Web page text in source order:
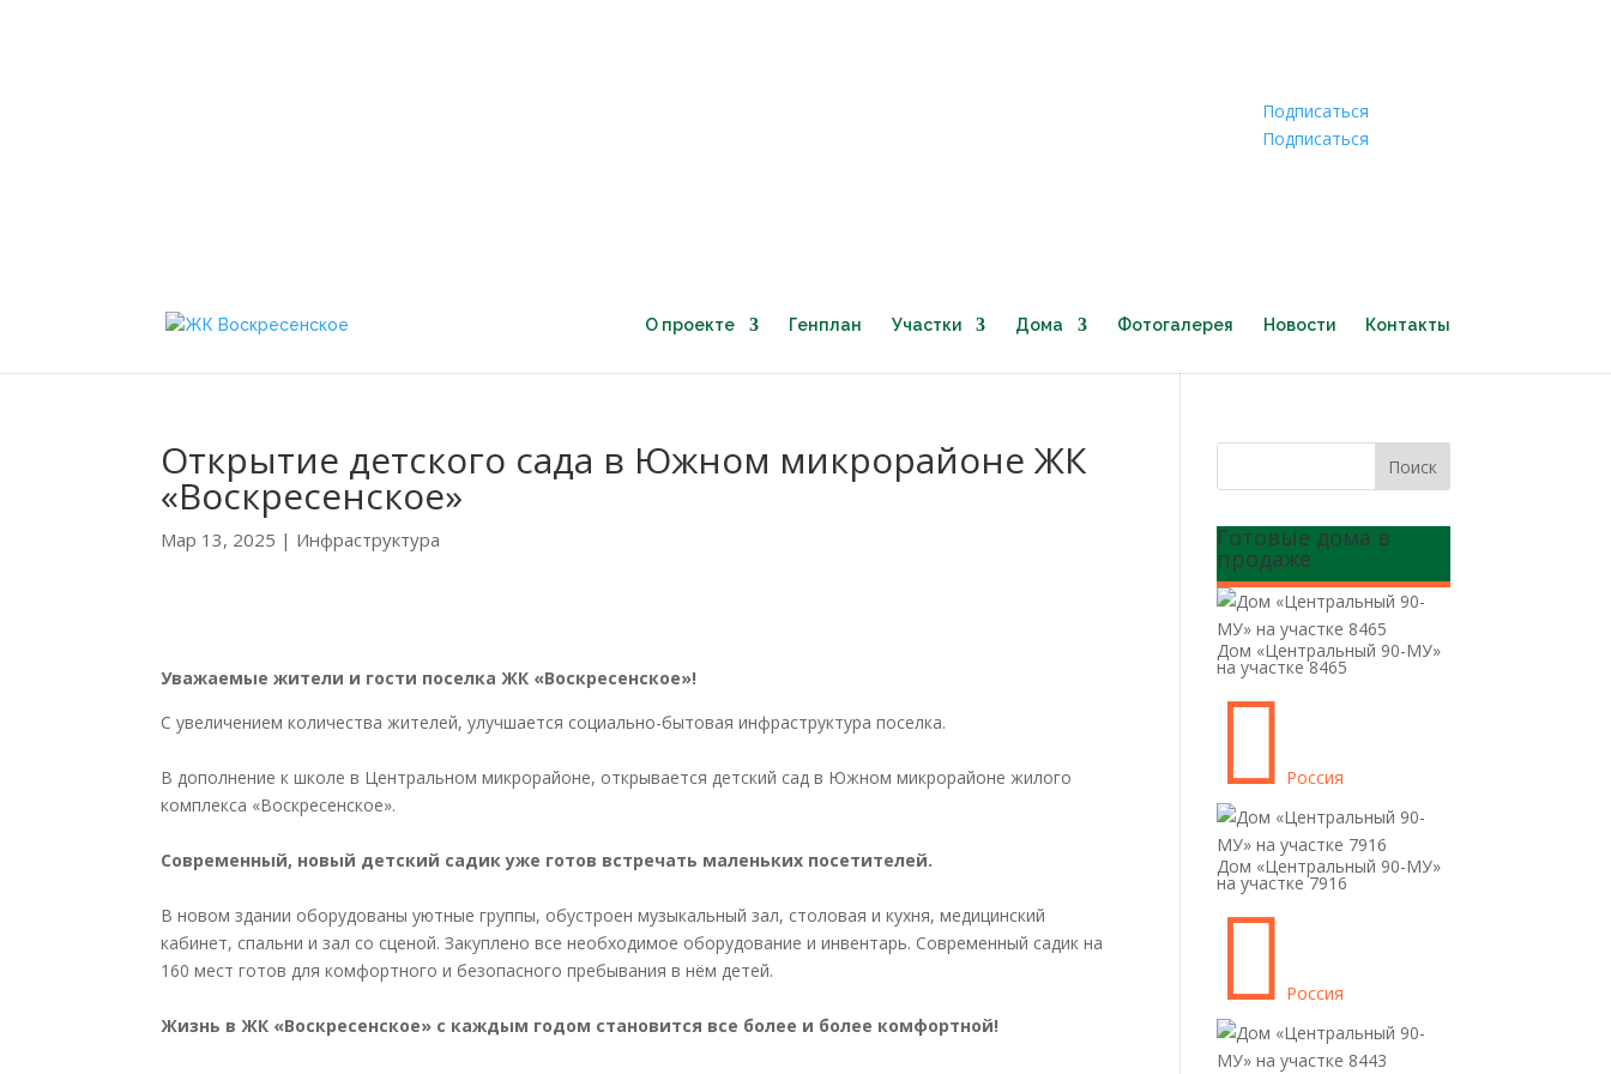
Подписаться
Подписаться
О проекте Генплан Участки Дома Фотогалерея Новости Контакты
Открытие детского сада в Южном микрорайоне ЖК
«Воскресенское»
Мар 13, 2025 | Инфраструктура
Уважаемые жители и гости поселка ЖК «Воскресенское»!
С увеличением количества жителей, улучшается социально-бытовая инфраструктура поселка.
В дополнение к школе в Центральном микрорайоне, открывается детский сад в Южном микрорайоне жилого
комплекса «Воскресенское».
Современный, новый детский садик уже готов встречать маленьких посетителей.
В новом здании оборудованы уютные группы, обустроен музыкальный зал, столовая и кухня, медицинский
кабинет, спальни и зал со сценой. Закуплено все необходимое оборудование и инвентарь. Современный садик на
160 мест готов для комфортного и безопасного пребывания в нём детей.
Жизнь в ЖК «Воскресенское» с каждым годом становится все более и более комфортной!
Готовые дома в
продаже
Дом «Центральный 90-МУ»
на участке 8465
 Россия
Дом «Центральный 90-МУ»
на участке 7916
 Россия